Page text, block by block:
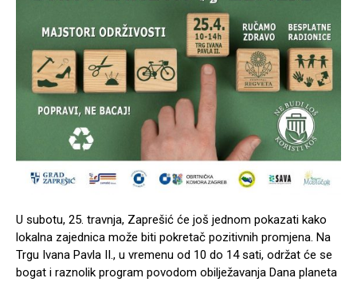
U subotu, 25. travnja, Zaprešić će još jednom pokazati kako
lokalna zajednica može biti pokretač pozitivnih promjena. Na
Trgu Ivana Pavla II., u vremenu od 10 do 14 sati, održat će se
bogat i raznolik program povodom obilježavanja Dana planeta